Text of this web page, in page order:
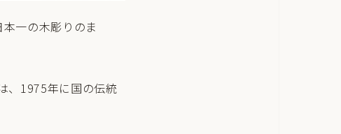
一の木彫りのま
、1975年に国の伝統